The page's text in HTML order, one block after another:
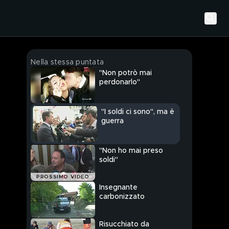
Nella stessa puntata
"Non potrò mai
perdonarlo"
"I soldi ci sono", ma è
guerra
PROSSIMO VIDEO
"Non ho mai preso
soldi"
Insegnante
carbonizzato
Risucchiato da